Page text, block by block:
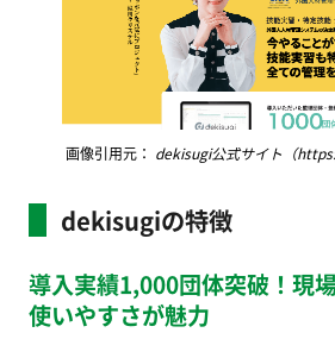
画像引用元： dekisugi公式サイト（
dekisugiの特徴
導入実績1,000団体突破！現
使いやすさが魅力